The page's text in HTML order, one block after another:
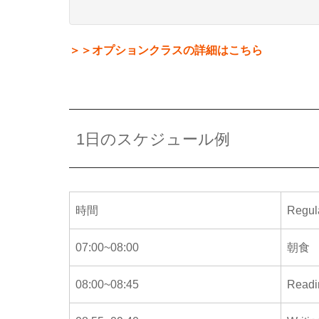
＞＞オプションクラスの詳細はこちら
1日のスケジュール例
時間
07:00~08:00 朝食
08:00~08:45